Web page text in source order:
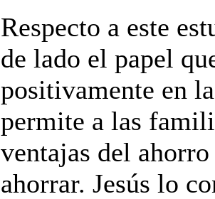
Respecto a este
de lado el papel
positivamente en
permite a las
ventajas del
ahorrar. Jesús lo